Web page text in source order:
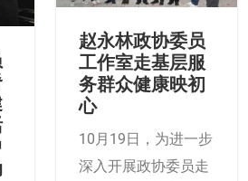
赵永林政协委员
工作室走基层服
务群众健康映初
心
10月19日，为进一步
深入开展政协委员走